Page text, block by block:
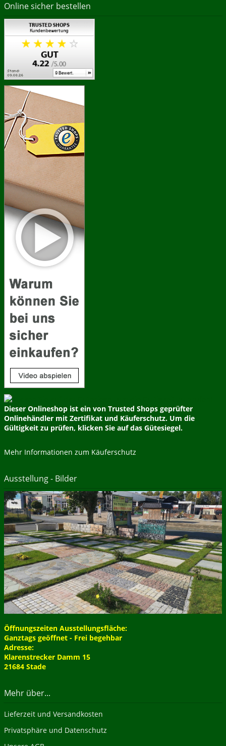
Online sicher bestellen
Dieser Onlineshop ist ein von Trusted Shops geprüfter
Onlinehändler mit Zertifikat und Käuferschutz. Um die
Gültigkeit zu prüfen, klicken Sie auf das Gütesiegel.
Mehr Informationen zum Käuferschutz
Ausstellung - Bilder
Öffnungszeiten Ausstellungsfläche:
Ganztags geöffnet - Frei begehbar
Adresse:
Klarenstrecker Damm 15
21684 Stade
Mehr über...
Lieferzeit und Versandkosten
Privatsphäre und Datenschutz